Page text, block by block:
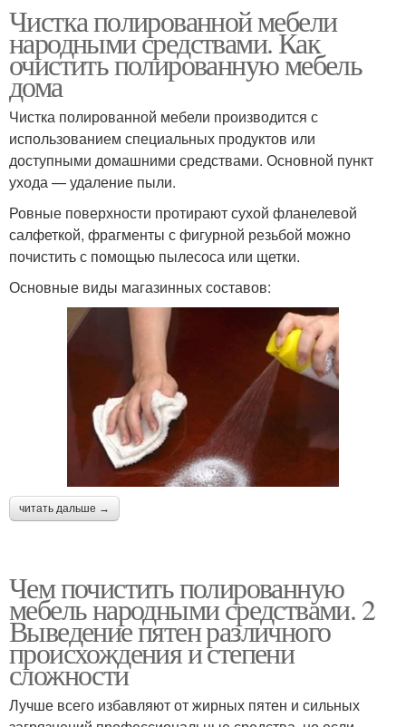
Чистка полированной мебели
народными средствами. Как
очистить полированную мебель
дома
Чистка полированной мебели производится с
использованием специальных продуктов или
доступными домашними средствами. Основной пункт
ухода — удаление пыли.
Ровные поверхности протирают сухой фланелевой
салфеткой, фрагменты с фигурной резьбой можно
почистить с помощью пылесоса или щетки.
Основные виды магазинных составов:
читать дальше →
Чем почистить полированную
мебель народными средствами. 2
Выведение пятен различного
происхождения и степени
сложности
Лучше всего избавляют от жирных пятен и сильных